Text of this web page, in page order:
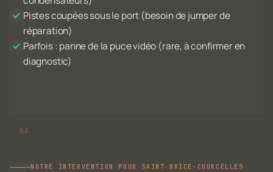
Pistes coupées sous le port (besoin de jumper de
réparation)
Parfois : panne de la puce vidéo (rare, à confirmer en
diagnostic)
NOTRE INTERVENTION POUR SAINT-BRICE-COURCELLES